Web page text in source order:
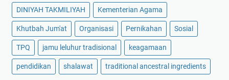
DINIYAH TAKMILIYAH Kementerian Agama
Khutbah Jum'at Organisasi Pernikahan Sosial
TPQ jamu leluhur tradisional keagamaan
pendidikan shalawat traditional ancestral ingredients